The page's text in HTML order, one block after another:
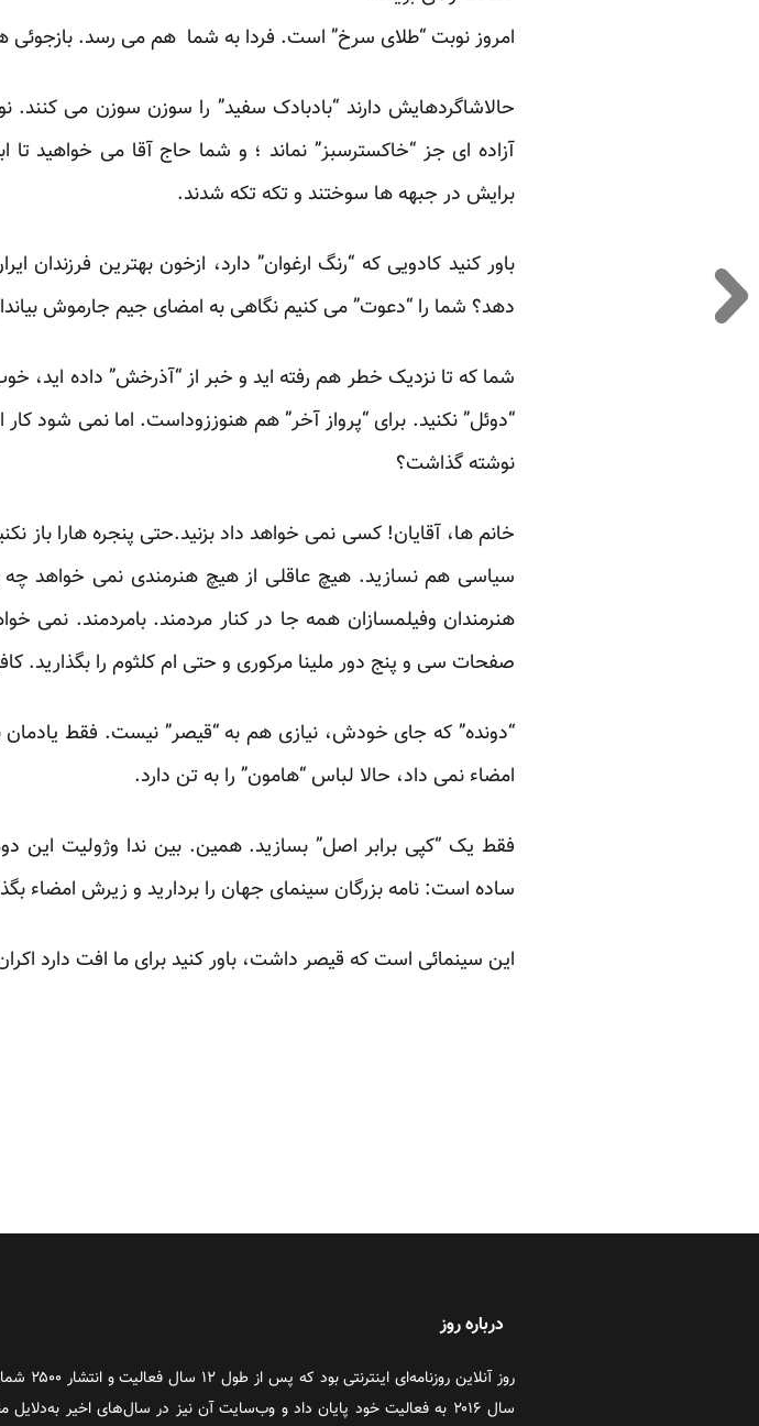
امروز نوبت “طلای سرخ” است. فردا به شما هم می رسد.
حالاشاگردهایش دارند “بادبادک سفید” را سوزن سوزن می کنند.
آزاده ای جز “خاکسترسبز” نماند ؛ و شما حاج آقا می خواهید تا
برایش در جبهه ها سوختند و تکه تکه شدند.
باور کنید کادویی که “رنگ ارغوان” دارد، ازخون بهترین
دهد؟ شما را “دعوت” می کنیم نگاهی به امضای جیم جارموش
شما که تا نزدیک خطر هم رفته اید و خبر از “آذرخش” داده اید،
“دوئل” نکنید. برای “پرواز آخر” هم هنوززوداست. اما نمی شود
نوشته گذاشت؟
خانم ها، آقایان! کسی نمی خواهد داد بزنید.حتی پنجره هارا
سیاسی هم نسازید. هیچ عاقلی از هیچ هنرمندی نمی خواهد
هنرمندان وفیلمسازان همه جا در کنار مردمند. بامردمند. نمی
صفحات سی و پنج دور ملینا مرکوری و حتی ام کلثوم را بگذارید.
“دونده” که جای خودش، نیازی هم به “قیصر” نیست. فقط
امضاء نمی داد، حالا لباس “هامون” را به تن دارد.
فقط یک “کپی برابر اصل” بسازید. همین. بین ندا وژولیت این
ساده است: نامه بزرگان سینمای جهان را بردارید و زیرش امضاء
این سینمائی است که قیصر داشت، باور کنید برای ما افت دارد
درباره روز
روز آنلاین روزنامه‌ای
سال ۲۰۱۶ به فعالیت خود پایان داد و وب‌سایت آن نیز در سال‌های اخیر